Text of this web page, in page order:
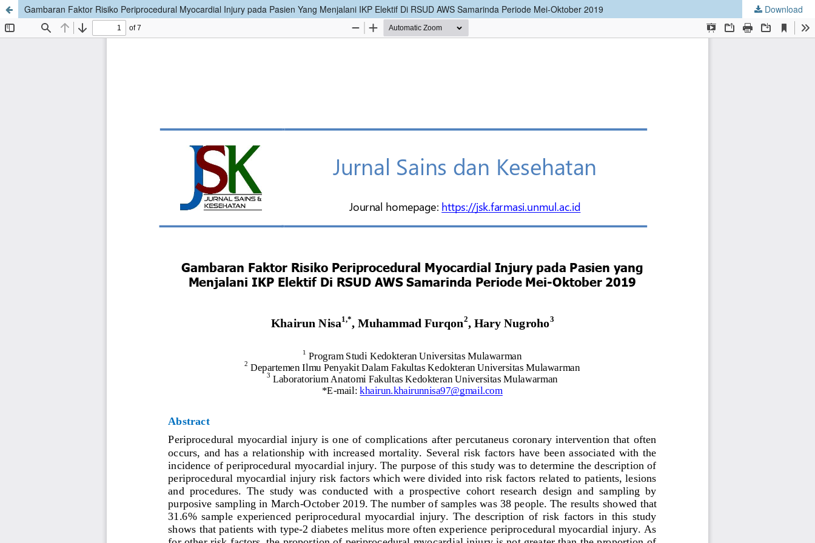
Gambaran Faktor Risiko Periprocedural Myocardial Injury pada Pasien Yang Menjalani IKP Elektif Di RSUD AWS Samarinda Periode Mei-Oktober 2019 Download